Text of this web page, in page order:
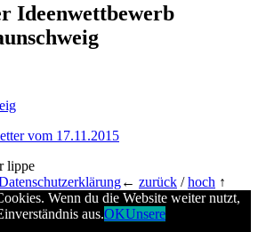
Ideenwettbewerb
vom 17.11.2015
lippe
← zurück /hoch ↑
Wenn du die Website weiter nutzt,
aus.OKUnsere